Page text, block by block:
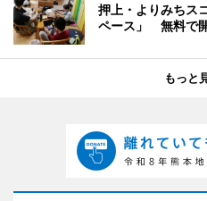
押上・よりみちス
ペース」 無料で
もっと